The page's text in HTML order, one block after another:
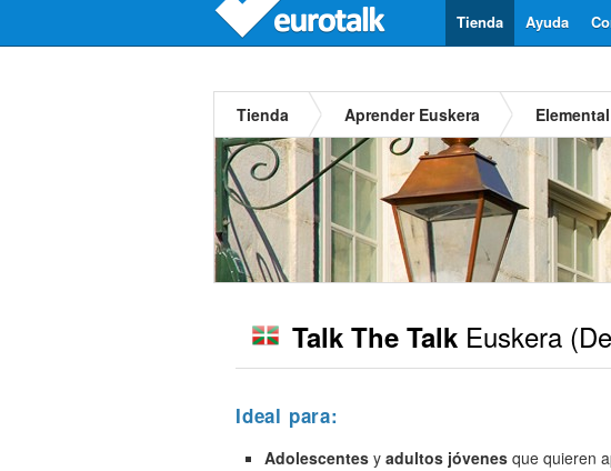
Ayuda
Tienda
Tienda Aprender Euskera Elemental
Talk The Talk Euskera
Ideal para:
Adolescentes y adultos jóvenes que quieren